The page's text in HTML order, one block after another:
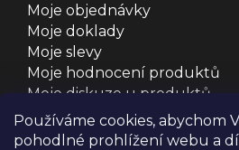
Používáme cookies, abychom
pohodlné prohlížení webu a
Moje objednávky
Moje doklady
Moje slevy
Moje hodnocení produktů
Moje diskuze u produktů